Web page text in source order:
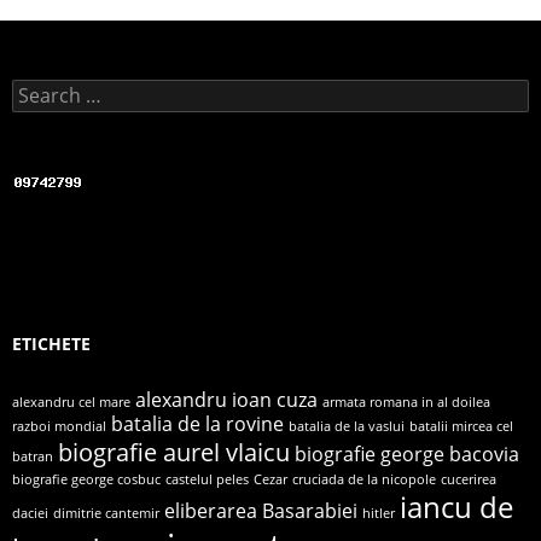
b
o
Search for:
ETICHETE
alexandru cel mare alexandru ioan cuza armata romana in al doilea
razboi mondial batalia de la rovine batalia de la vaslui batalii mircea cel
batran biografie aurel vlaicu biografie george bacovia
biografie george cosbuc castelul peles Cezar cruciada de la nicopole cucerirea
daciei dimitrie cantemir eliberarea Basarabiei hitler iancu de